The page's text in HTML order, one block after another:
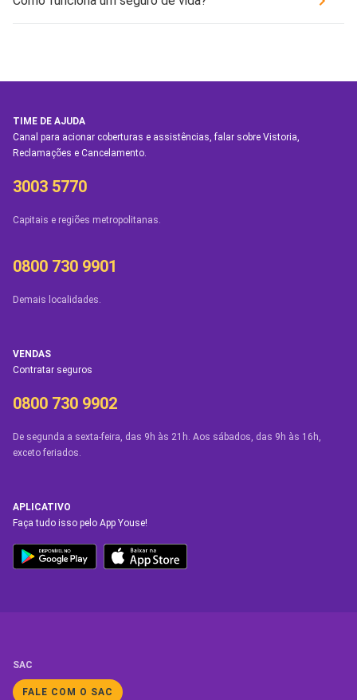
TIME DE AJUDA
Canal para acionar coberturas e assistências, falar sobre Vistoria,
Reclamações e Cancelamento.
3003 5770
Capitais e regiões metropolitanas.
0800 730 9901
Demais localidades.
VENDAS
Contratar seguros
0800 730 9902
De segunda a sexta-feira, das 9h às 21h. Aos sábados, das 9h às 16h,
exceto feriados.
APLICATIVO
Faça tudo isso pelo App Youse!
SAC
FALE COM O SAC